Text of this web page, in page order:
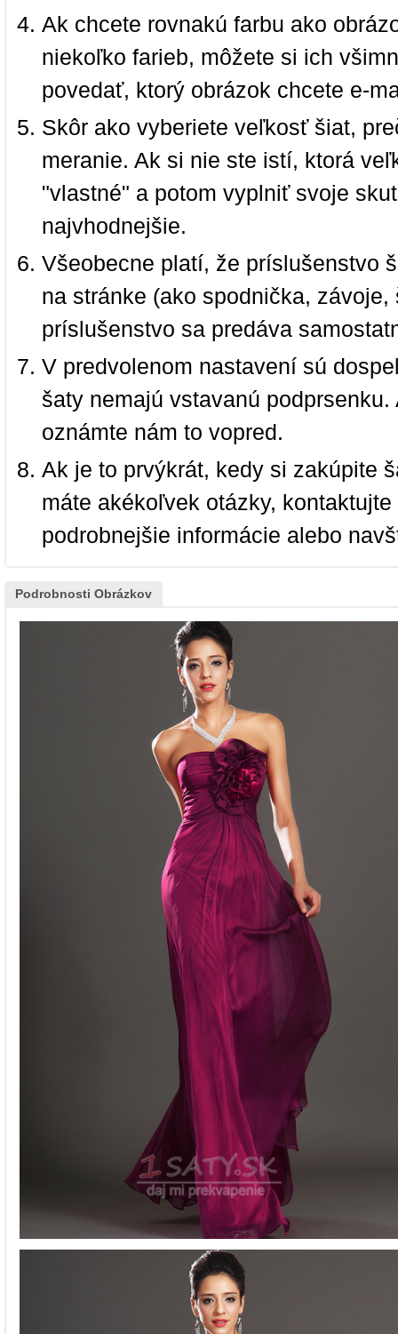
Ak chcete rovnakú farbu ako
niekoľko farieb, môžete si ich
povedať, ktorý obrázok chcete e-
Skôr ako vyberiete veľkosť šiat,
meranie. Ak si nie ste istí, ktorá
"vlastné" a potom vyplniť svoje
najvhodnejšie.
Všeobecne platí, že príslušenstvo
na stránke (ako spodnička,
príslušenstvo sa predáva
V predvolenom nastavení sú
šaty nemajú vstavanú
oznámte nám to vopred.
Ak je to prvýkrát, kedy si zakúpite
máte akékoľvek otázky,
podrobnejšie informácie alebo
Podrobnosti Obrázkov